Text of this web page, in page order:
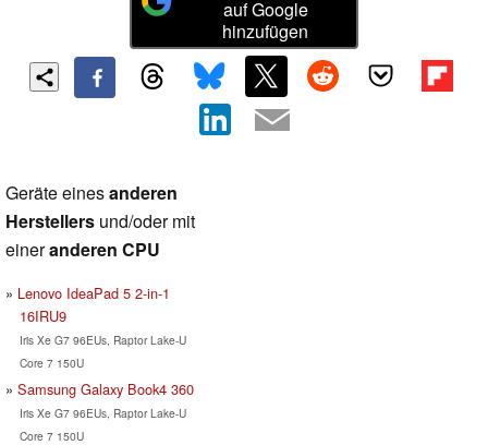
auf Google
hinzufügen
Geräte einesanderen
Herstellers und/oder mit
eineranderen CPU
Lenovo IdeaPad 5 2-in-1
16IRU9
Iris Xe G7 96EUs, Raptor Lake-U
Core 7 150U
Samsung Galaxy Book4 360
Iris Xe G7 96EUs, Raptor Lake-U
Core 7 150U